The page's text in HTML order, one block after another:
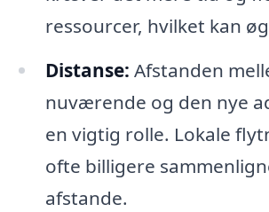
ressourcer, hvilket kan
Distanse: Afstanden
nuværende og den nye
en vigtig rolle. Lokale
ofte billigere
afstande.